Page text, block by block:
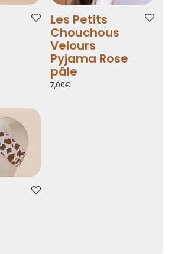
Les Petits
Chouchous
Velours
Pyjama Rose
pâle
7,00€